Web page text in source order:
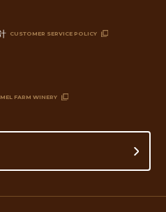
CUSTOMER SERVICE POLICY
FARM WINERY